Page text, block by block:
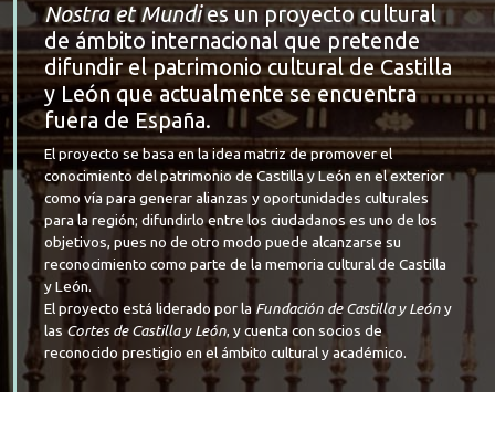
Nostra et Mundies un proyecto cultural
de ámbito internacional que pretende
difundir el patrimonio cultural de Castilla
y León que actualmente se encuentra
fuera de España.
El proyecto se basa en la idea matriz de promover el
conocimiento del patrimonio de Castilla y León en el exterior
como vía para generar alianzas y oportunidades culturales
para la región; difundirlo entre los ciudadanos es uno de los
objetivos, pues no de otro modo puede alcanzarse su
reconocimiento como parte de la memoria cultural de Castilla
y León.
El proyecto está liderado por la Fundación de Castilla y Leóny
lasCortes de Castilla y León, y cuenta con socios de
reconocido prestigio en el ámbito cultural y académico.